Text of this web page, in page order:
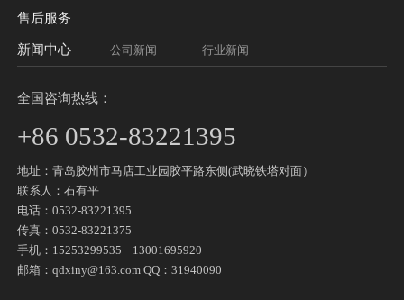
售后服务
新闻中心 公司新闻 行业新闻
全国咨询热线：
+86 0532-83221395
地址：青岛胶州市马店工业园胶平路东侧(武晓铁塔对面）
联系人：石有平
电话：0532-83221395
传真：0532-83221375
手机： 15253299535
13001695920
邮箱：qdxiny@163.com QQ：31940090